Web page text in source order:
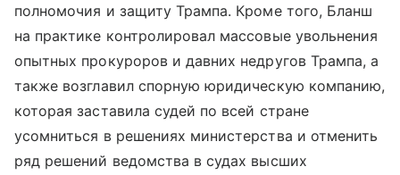
полномочия и защиту Трампа. Кроме того, Бланш
на практике контролировал массовые увольнения
опытных прокуроров и давних недругов Трампа, а
также возглавил спорную юридическую компанию,
которая заставила судей по всей стране
усомниться в решениях министерства и отменить
ряд решений ведомства в судах высших